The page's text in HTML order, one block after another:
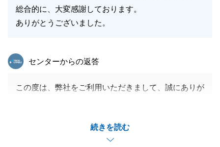
総合的に、大変感謝しております。
ありがとうございました。
続きを読む
東急リバブル
センターからの返答
この度は、弊社をご利用いただきまして、誠にありが
計画を進めていくか、どのようにご売却をスムーズに
進めさせて頂くかを、N様のご事情に合わせてご提案